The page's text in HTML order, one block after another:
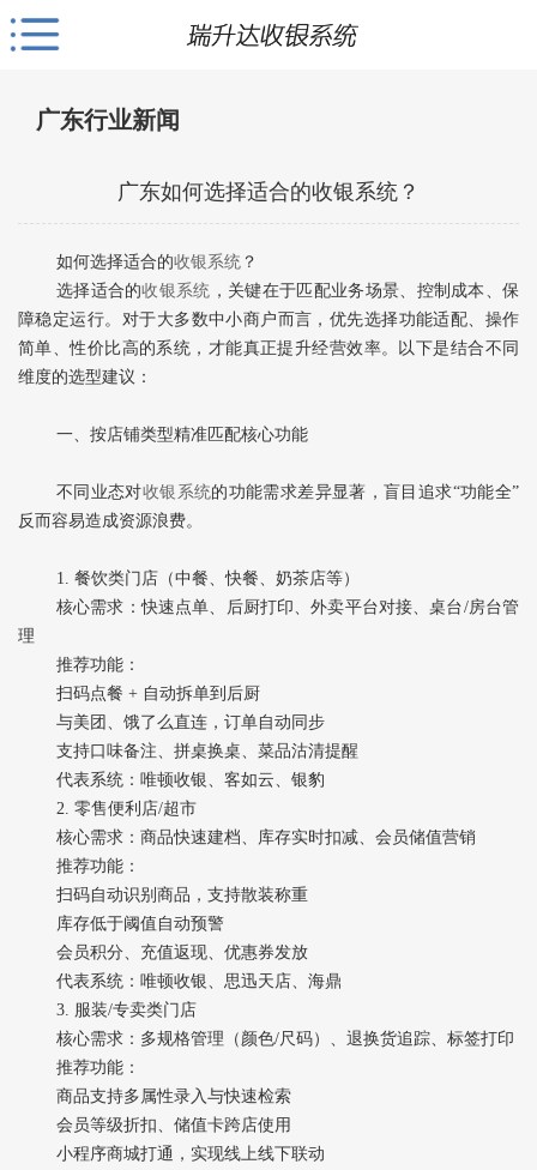
广东行业新闻
广东如何选择适合的收银系统？
如何选择适合的收银系统 ？
选择适合的收银系统 ，关键在于‌匹配业务场景、控制成本、保
障稳定运行‌。对于大多数中小商户而言，优先选择功能适配、操作
简单、性价比高的系统，才能真正提升经营效率。以下是结合不同
维度的选型建议：
一、按店铺类型精准匹配核心功能
不同业态对收银系统的功能需求差异显著，盲目追求“功能全”
反而容易造成资源浪费。
1. ‌餐饮类门店‌（中餐、快餐、奶茶店等）
核心需求‌：快速点单、后厨打印、外卖平台对接、桌台/房台管
理
推荐功能‌：
扫码点餐 + 自动拆单到后厨
与美团、饿了么直连，订单自动同步
支持口味备注、拼桌换桌、菜品沽清提醒
代表系统‌：唯顿收银、客如云、银豹
2. ‌零售便利店/超市‌
核心需求‌：商品快速建档、库存实时扣减、会员储值营销
推荐功能‌：
扫码自动识别商品，支持散装称重
库存低于阈值自动预警
会员积分、充值返现、优惠券发放
代表系统‌：唯顿收银、思迅天店、海鼎
3. ‌服装/专卖类门店‌
核心需求‌：多规格管理（颜色/尺码）、退换货追踪、标签打印
推荐功能‌：
商品支持多属性录入与快速检索
会员等级折扣、储值卡跨店使用
小程序商城打通，实现线上线下联动